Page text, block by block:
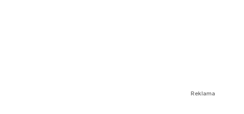
Reklama